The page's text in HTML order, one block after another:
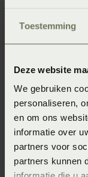
Toestemming
Deze website
We gebruiken
personaliseren,
en om ons
informatie over
partners voor
partners kunnen
Tip 4 –
onder te veel
bestempeld als
het nachtzweten
beddengoed te